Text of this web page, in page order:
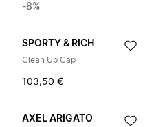
-8%
SPORTY & RICH
Clean Up Cap
103,50 €
AXEL ARIGATO